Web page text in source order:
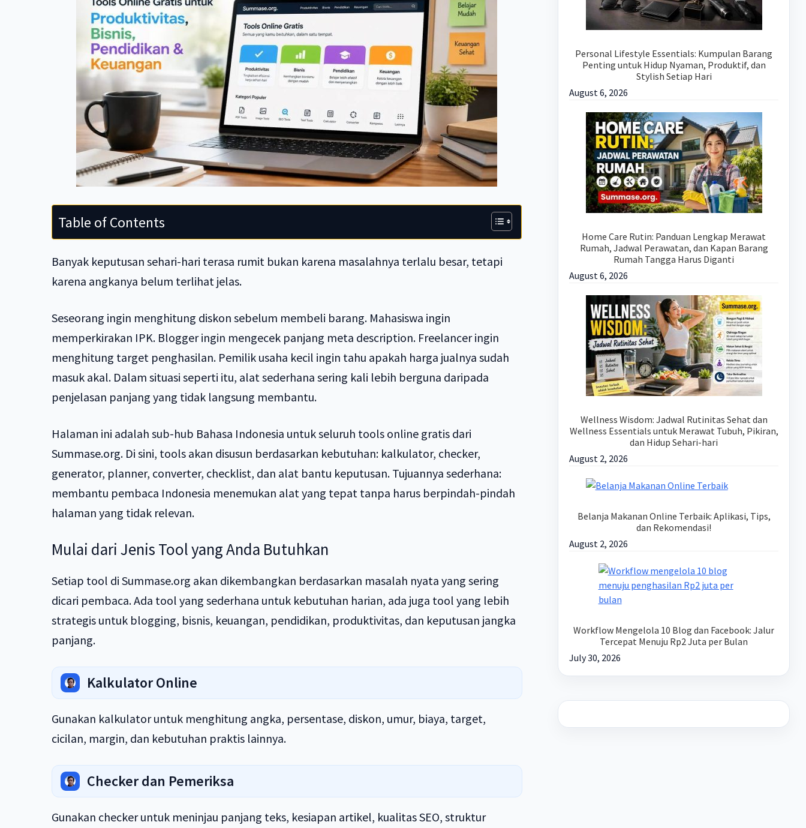
Table of Contents
Banyak keputusan sehari-hari terasa rumit bukan karena masalahnya terlalu besar, tetapi
karena angkanya belum terlihat jelas.
Seseorang ingin menghitung diskon sebelum membeli barang. Mahasiswa ingin
memperkirakan IPK. Blogger ingin mengecek panjang meta description. Freelancer ingin
menghitung target penghasilan. Pemilik usaha kecil ingin tahu apakah harga jualnya sudah
masuk akal. Dalam situasi seperti itu, alat sederhana sering kali lebih berguna daripada
penjelasan panjang yang tidak langsung membantu.
Halaman ini adalah sub-hub Bahasa Indonesia untuk seluruh tools online gratis dari
Summase.org. Di sini, tools akan disusun berdasarkan kebutuhan: kalkulator, checker,
generator, planner, converter, checklist, dan alat bantu keputusan. Tujuannya sederhana:
membantu pembaca Indonesia menemukan alat yang tepat tanpa harus berpindah-pindah
halaman yang tidak relevan.
Mulai dari Jenis Tool yang Anda Butuhkan
Setiap tool di Summase.org akan dikembangkan berdasarkan masalah nyata yang sering
dicari pembaca. Ada tool yang sederhana untuk kebutuhan harian, ada juga tool yang lebih
strategis untuk blogging, bisnis, keuangan, pendidikan, produktivitas, dan keputusan jangka
panjang.
Kalkulator Online
Gunakan kalkulator untuk menghitung angka, persentase, diskon, umur, biaya, target,
cicilan, margin, dan kebutuhan praktis lainnya.
Checker dan Pemeriksa
Gunakan checker untuk meninjau panjang teks, kesiapan artikel, kualitas SEO, struktur
Personal Lifestyle Essentials: Kumpulan Barang
Penting untuk Hidup Nyaman, Produktif, dan
Stylish Setiap Hari
August 6, 2026
Home Care Rutin: Panduan Lengkap Merawat
Rumah, Jadwal Perawatan, dan Kapan Barang
Rumah Tangga Harus Diganti
August 6, 2026
Wellness Wisdom: Jadwal Rutinitas Sehat dan
Wellness Essentials untuk Merawat Tubuh, Pikiran,
dan Hidup Sehari-hari
August 2, 2026
Belanja Makanan Online Terbaik: Aplikasi, Tips,
dan Rekomendasi!
August 2, 2026
Workflow Mengelola 10 Blog dan Facebook: Jalur
Tercepat Menuju Rp2 Juta per Bulan
July 30, 2026